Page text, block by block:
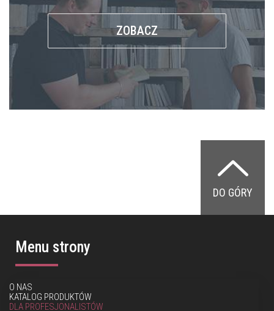
ZOBACZ
DO GÓRY
Menu strony
O NAS
KATALOG PRODUKTÓW
DLA PROFESJONALISTÓW